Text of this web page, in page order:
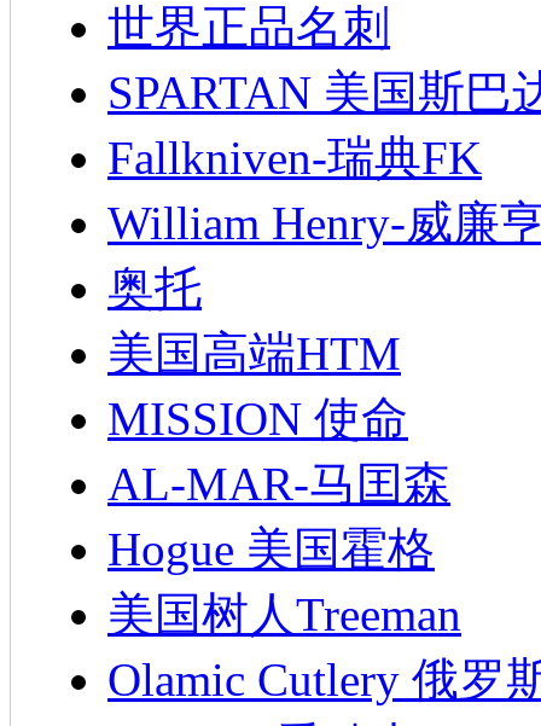
世界正品名刺
SPARTAN 美国斯巴
Fallkniven-瑞典FK
William Henry-威廉
奥托
美国高端HTM
MISSION 使命
AL-MAR-马囯森
Hogue 美国霍格
美国树人Treeman
Olamic Cutlery 俄罗